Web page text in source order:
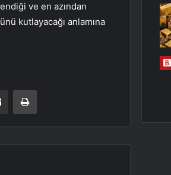
ve en azından
kutlayacağı anlamına
E-Posta ile paylaş Yazdır